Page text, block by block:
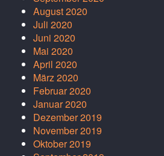
August 2020
Juli 2020
Juni 2020
Mai 2020
April 2020
März 2020
Februar 2020
Januar 2020
Dezember 2019
November 2019
Oktober 2019